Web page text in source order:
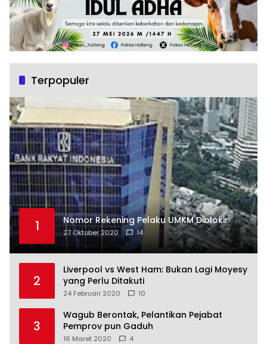
Terpopuler
1 Nomor Rekening Pelaku UMKM Diblokir
27 Oktober 2020 14
2
Liverpool vs West Ham: Bukan Lagi Moyesy
yang Perlu Ditakuti
24 Februari 2020 10
3
Wagub Berontak, Pelantikan Pejabat
Pemprov pun Gaduh
16 Maret 2020 4